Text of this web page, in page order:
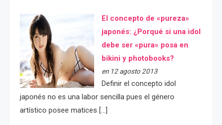
El concepto de «pureza»
japonés: ¿Porqué si una idol
debe ser «pura» posa en
bikini y photobooks?
en 12 agosto 2013
Definir el concepto idol
japonés no es una labor sencilla pues el género
artístico posee matices […]